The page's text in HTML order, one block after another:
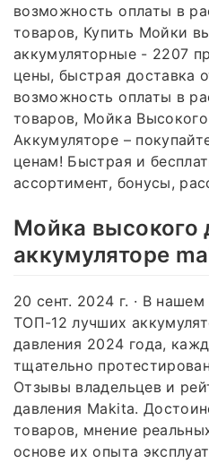
возможность оплаты в
товаров, Купить Мойки
аккумуляторные - 2207
цены, быстрая доставка
возможность оплаты в
товаров, Мойка
Аккумуляторе –
ценам! Быстрая и
ассортимент, бонусы,
Мойка высокого
аккумуляторе
20 сент. 2024 г. · В
ТОП-12 лучших
давления 2024 года,
тщательно
Отзывы владельцев и
давления Makita.
товаров, мнение
основе их опыта